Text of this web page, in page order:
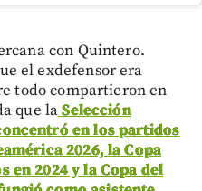
con Quintero.
el exdefensor era
todo compartieron en
que laSelección
en los partidos
2026, la Copa
en 2024 y la Copa del